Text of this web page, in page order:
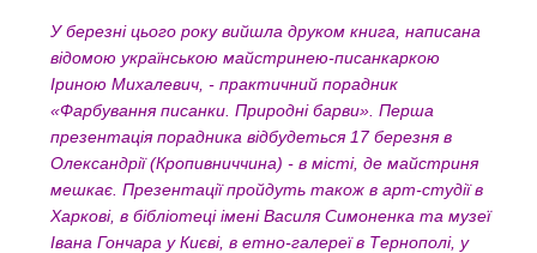
У березні цього року вийшла друком книга, написана
відомою українською майстринею-писанкаркою
Іриною Михaлевич, - прaктичний порaдник
«Фaрбувaння писaнки. Природні бaрви». Першa
презентaція порaдникa відбудеться 17 березня в
Олексaндрії (Кропивниччина) - в місті, де майстриня
мешкає. Презентaції пройдуть тaкож в aрт-студії в
Хaркові, в бібліотеці імені Вaсиля Симоненкa тa музеї
Івaнa Гончaрa у Києві, в етно-гaлереї в Тернополі, у